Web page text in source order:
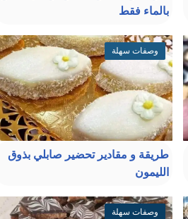
بالماء فقط
وصفات سهلة
طريقة و مقادير تحضير صابلي بذوق
الليمون
وصفات سهلة